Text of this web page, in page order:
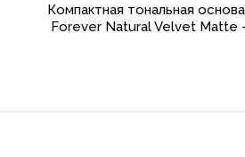
Компактная тональная
Forever Natural Velvet Matte